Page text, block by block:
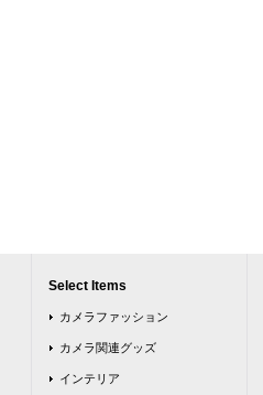
Select Items
カメラファッション
カメラ関連グッズ
インテリア